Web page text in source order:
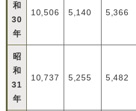
和
30
年
10,506 5,140 5,366
昭
和
31
年
10,737 5,255 5,482